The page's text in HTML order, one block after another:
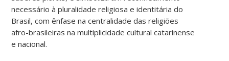
necessário à pluralidade religiosa e identitária do
Brasil, com ênfase na centralidade das religiões
afro-brasileiras na multiplicidade cultural catarinense
e nacional.